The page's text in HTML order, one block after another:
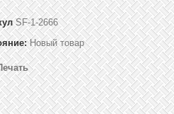
SF-1-2666
Новый товар